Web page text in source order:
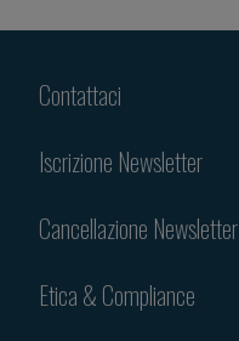
Contattaci
Iscrizione Newsletter
Cancellazione Newsletter
Etica & Compliance